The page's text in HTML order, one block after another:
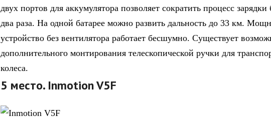
двух портов для аккумулятора позволяет сократить процесс зарядки
два раза. На одной батарее можно развить дальность до 33 км.
устройство без вентилятора работает бесшумно. Существует
дополнительного монтирования телескопической ручки для
колеса.
5 место. Inmotion V5F